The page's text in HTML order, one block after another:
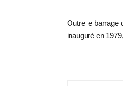
Outre le barrage
inauguré en